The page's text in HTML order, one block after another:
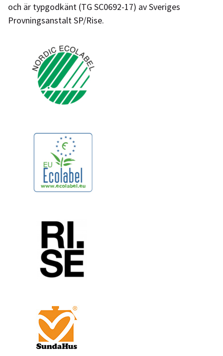
och är typgodkänt (TG SC0692-17) av Sveriges
Provningsanstalt SP/Rise.